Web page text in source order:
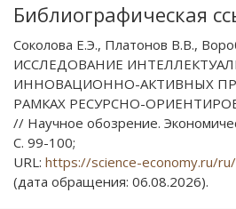
Библиографическая
Соколова Е.Э., Платонов В.В.,
ИССЛЕДОВАНИЕ
ИННОВАЦИОННО-АКТИВНЫХ
РАМКАХ РЕСУРСНО-
// Научное обозрение.
С. 99-100;
URL: https://science-economy.ru/
(дата обращения: 06.08.2026).